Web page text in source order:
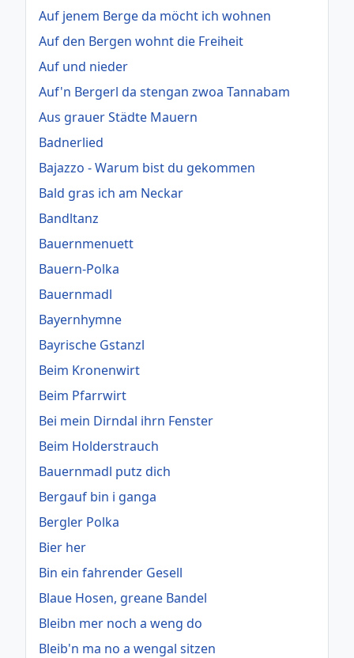
Auf jenem Berge da möcht ich wohnen
Auf den Bergen wohnt die Freiheit
Auf und nieder
Auf'n Bergerl da stengan zwoa Tannabam
Aus grauer Städte Mauern
Badnerlied
Bajazzo - Warum bist du gekommen
Bald gras ich am Neckar
Bandltanz
Bauernmenuett
Bauern-Polka
Bauernmadl
Bayernhymne
Bayrische Gstanzl
Beim Kronenwirt
Beim Pfarrwirt
Bei mein Dirndal ihrn Fenster
Beim Holderstrauch
Bauernmadl putz dich
Bergauf bin i ganga
Bergler Polka
Bier her
Bin ein fahrender Gesell
Blaue Hosen, greane Bandel
Bleibn mer noch a weng do
Bleib'n ma no a wengal sitzen